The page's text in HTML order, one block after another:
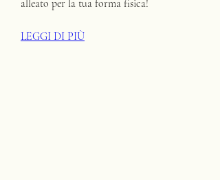
alleato per la tua forma fisica!
LEGGI DI PIÙ